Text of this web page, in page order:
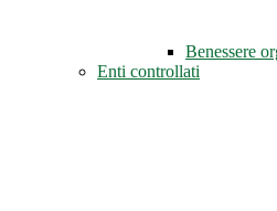
Benessere
Enti controllati